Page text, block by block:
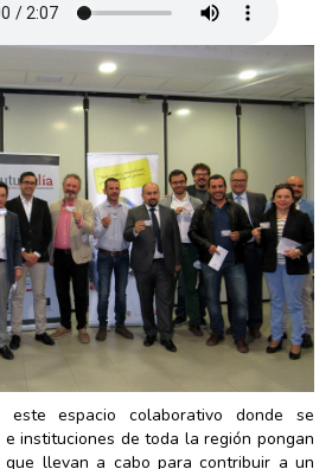
espacio colaborativo donde se
instituciones de toda la región pongan
que llevan a cabo para contribuir a un